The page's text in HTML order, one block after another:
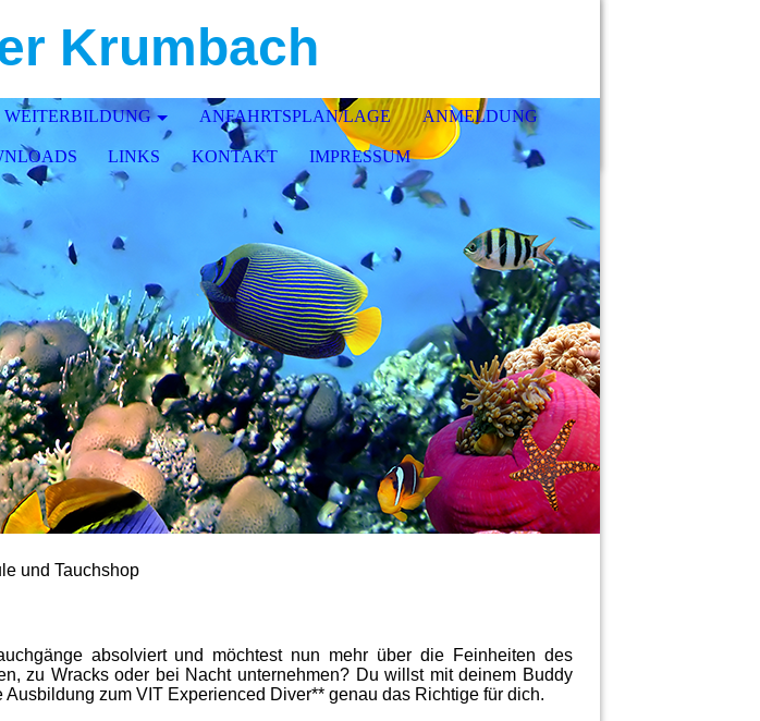
Krumbach
WEITERBILDUNG ANFAHRTSPLAN/LAGE ANMELDUNG
LINKS KONTAKT IMPRESSUM
und Tauchshop
absolviert und möchtest nun mehr über die Feinheiten des
zu Wracks oder bei Nacht unternehmen? Du willst mit deinem Buddy
zum VIT Experienced Diver** genau das Richtige für dich.